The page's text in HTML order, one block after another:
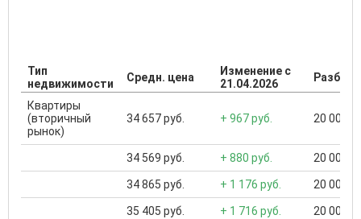
Тип
недвижимости
Средн. цена
Изменение с
21.04.2026
Квартиры
(вторичный
рынок)
34 657 руб. + 967 руб. 20 000
34 569 руб. + 880 руб. 20 000
34 865 руб. + 1 176 руб. 20 000
35 405 руб. + 1 716 руб. 20 000